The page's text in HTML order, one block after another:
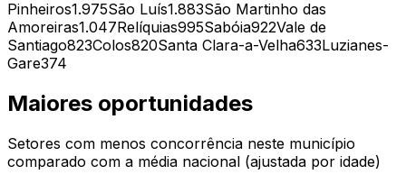
Pinheiros1.975São Luís1.883São Martinho das
Amoreiras1.047Relíquias995Sabóia922Vale de
Santiago823Colos820Santa Clara-a-Velha633Luzianes-
Gare374
Maiores oportunidades
Setores com menos concorrência neste município
comparado com a média nacional (ajustada por idade)